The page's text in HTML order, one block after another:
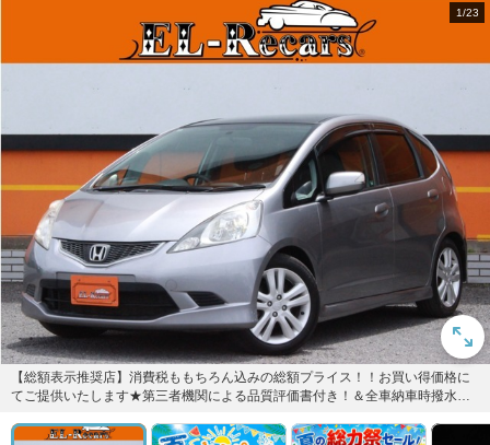
1/23
【総額表示推奨店】消費税ももちろん込みの総額プライス！！お買い得価格に
てご提供いたします★第三者機関による品質評価書付き！＆全車納車時撥水コ